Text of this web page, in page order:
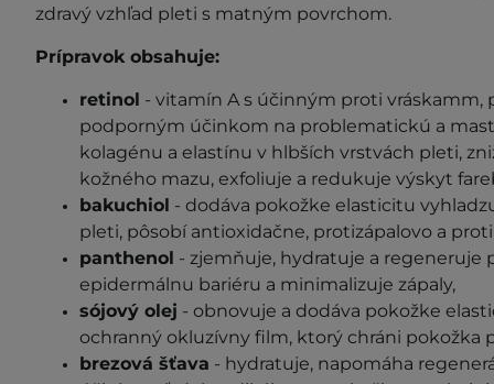
zdravý vzhľad pleti s matným povrchom.
Prípravok obsahuje:
retinol - vitamín A s účinným proti vráskamm,
podporným účinkom na problematickú a
kolagénu a elastínu v hlbších vrstvách pleti,
kožného mazu, exfoliuje a redukuje výskyt
bakuchiol - dodáva pokožke elasticitu
pleti, pôsobí antioxidačne, protizápalovo a
panthenol - zjemňuje, hydratuje a regeneruje
epidermálnu bariéru a minimalizuje zápaly,
sójový olej - obnovuje a dodáva pokožke
ochranný okluzívny film, ktorý chráni pokožka
brezová šťava - hydratuje, napomáha